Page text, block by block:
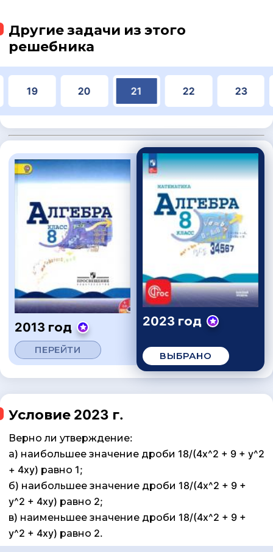
Другие задачи из этого
решебника
19 20 21 22 23
2013 год
ПЕРЕЙТИ
2023 год
ВЫБРАНО
Условие 2023 г.
Верно ли утверждение:
а) наибольшее значение дроби 18/(4x^2 + 9 + y^2
+ 4xy) равно 1;
б) наибольшее значение дроби 18/(4x^2 + 9 +
y^2 + 4xy) равно 2;
в) наименьшее значение дроби 18/(4x^2 + 9 +
y^2 + 4xy) равно 2.